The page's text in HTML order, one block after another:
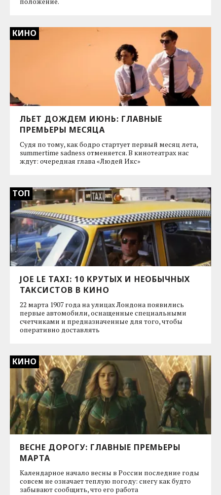
КИНО
ЛЬЕТ ДОЖДЕМ ИЮНЬ: ГЛАВНЫЕ
ПРЕМЬЕРЫ МЕСЯЦА
Судя по тому, как бодро стартует первый месяц лета,
summertime sadness отменяется. В кинотеатрах нас
ждут: очередная глава «Людей Икс»
ТОП
JOE LE TAXI: 10 КРУТЫХ И НЕОБЫЧНЫХ
ТАКСИСТОВ В КИНО
22 марта 1907 года на улицах Лондона появились
первые автомобили, оснащенные специальными
счетчиками и предназначенные для того, чтобы
оперативно доставлять
КИНО
ВЕСНЕ ДОРОГУ: ГЛАВНЫЕ ПРЕМЬЕРЫ
МАРТА
Календарное начало весны в России последние годы
совсем не означает теплую погоду: снегу как будто
забывают сообщить, что его работа